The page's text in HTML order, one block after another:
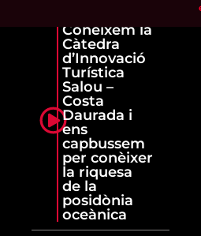
Coneixem la
Càtedra
d’Innovació
Turística
Salou –
Costa
Daurada i
ens
capbussem
per conèixer
la riquesa
de la
posidònia
oceànica